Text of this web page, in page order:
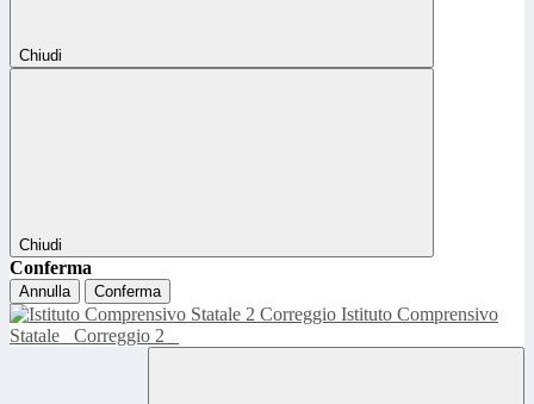
Chiudi
Chiudi
Conferma
Annulla Conferma
Istituto Comprensivo
Statale
Correggio 2